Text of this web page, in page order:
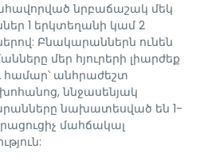
նրբաճաշակ մեկ
1 երկտեղանի կամ 2
Բնակարաններն ունեն
մեր հյուրերի լիարժեք
անհրաժեշտ
ննջասենյակ
նախատեսված են 1-
մահճակալ